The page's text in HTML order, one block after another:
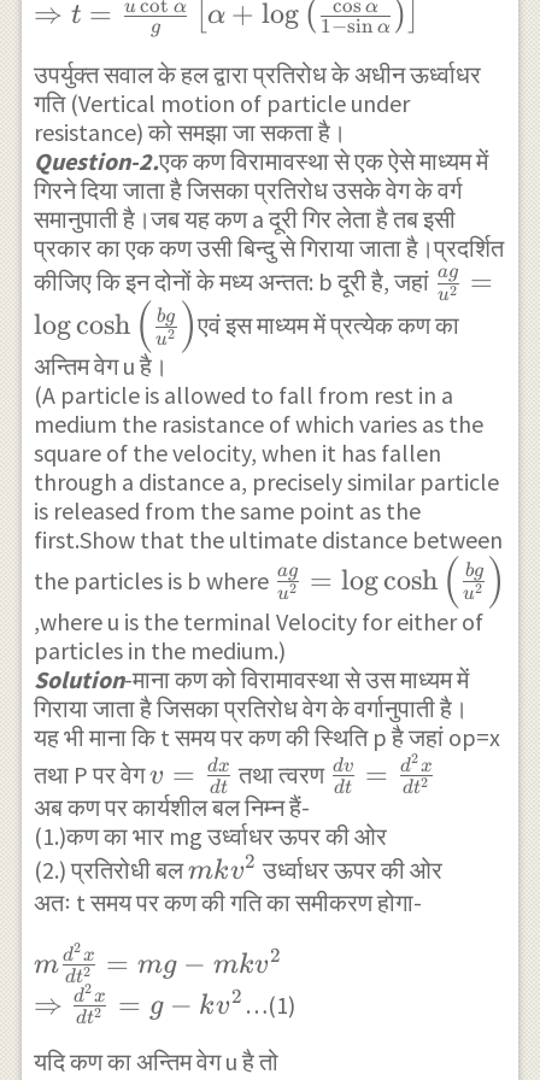
{ \alpha } }
\\
\Rightarrow
{ u }^{ 2
}\sec ^{ 2 }
{ \alpha } -
{ v }_{ 1
}^{ 2 }\tan
^{ 2 }{
\alpha }
\sec ^{ 2 }{
\alpha } ={
u }^{ 2 }\\
\Rightarrow
{ u }^{ 2
}\sec ^{ 2 }
{ \alpha } -
{ u }^{ 2 }=
{ v }_{ 1
}^{ 2 }\tan
^{ 2 }{
\alpha }
\sec ^{ 2 }{
\alpha } \\
\Rightarrow
{ v }_{ 1
}^{ 2 }\tan
^{ 2 }{
\alpha }
\sec ^{ 2 }{
\Rightarrow
{ t }_{ 1
}=\frac { u
}{ 2g\tan {
\alpha } }
\log { \left(
\frac {
1+\sin {
\alpha } }{
1-\sin {
\alpha } }
\right) } \\
\Rightarrow
{ t }_{ 1
}=\frac { u
}{ 2g\tan {
\alpha } }
\log { \left(
\frac {
(1+\sin {
\alpha } )
(1-\sin {
\alpha } ) }
{ { (1-\sin {
\alpha } )
}^{ 2 } }
\right) } \\
\Rightarrow
{ t }_{ 1
}=\frac { u
u\alpha }{
g\tan {
\alpha } }
+\frac { u }
{ g\tan {
\alpha } }
\log { {
\left( \frac {
\cos {
\alpha } }{
{ 1-\sin {
\alpha } } }
\right) } }
\\
\Rightarrow
}{ g\tan {
\alpha } }
\left[ \alpha
+\log { {
\left( \frac {
\cos {
\alpha } }{
{ 1-\sin {
\alpha } } }
\right) } }
\right] \\
\Rightarrow
t=\frac {
u\cot {
⇒ t = g
u cot α α + log ( 1−sin α
cos α )
उपर्युक्त सवाल के हल द्वारा प्रतिरोध के अधीन ऊर्ध्वाधर
गति (Vertical motion of particle under
resistance) को समझा जा सकता है।
Question-2.एक कण विरामावस्था से एक ऐसे माध्यम में
गिरने दिया जाता है जिसका प्रतिरोध उसके वेग के वर्ग
समानुपाती है।जब यह कण ‌a दूरी गिर लेता है तब इसी
प्रकार का एक कण उसी बिन्दु से गिराया जाता है।प्रदर्शित
कीजिए कि इन दोनों के मध्य अन्तत: b दूरी है, जहां \frac {
ag }{
}^{ 2
} }
=\log
{
\cosh
{ {
\left(
\frac {
bg }{
{ u
}^{ 2
u2
ag
=
logcosh ( u2
bg )एवं इस माध्यम में प्रत्येक कण का
अन्तिम वेग u है।
(A particle is allowed to fall from rest in a
medium the rasistance of which varies as the
square of the velocity, when it has fallen
through a distance a, precisely similar particle
is released from the same point as the
first.Show that the ultimate distance between
the particles is b where \frac {
ag }{
{ u
}^{ 2
} }
=\log
{
\cosh
{ {
\left(
\frac {
bg }{
{ u
}^{ 2
} }
u2
ag = logcosh ( u2
bg )
,where u is the terminal Velocity for either of
particles in the medium.)
Solution-माना कण को विरामावस्था से उस माध्यम में
गिराया जाता है जिसका प्रतिरोध वेग के वर्गानुपाती है।
यह भी माना कि t समय पर कण की स्थिति p है जहां op=x
तथा P पर वेगv=\frac
{ dx }{
dt }
v = dt
dx तथा त्वरण \frac {
dv }{
dt }
=\frac
{ { d
dt
dv = dt2
d2x
अब कण पर कार्यशील बल निम्न हैं-
(1.)कण का भार mg उर्ध्वाधर ऊपर की ओर
(2.) प्रतिरोधी बलmk{
v
2 }
mkv2 उर्ध्वाधर ऊपर की ओर
अतः t समय पर कण की गति का समीकरण होगा-
m\frac { { d
}^{ 2 }x }{
d{ t }^{ 2 }
} =mg-mk{
m dt2
d2x = mg − mkv2
⇒ dt2
d2x = g − kv2 …(1)
यदि कण का अन्तिम वेग u है तो